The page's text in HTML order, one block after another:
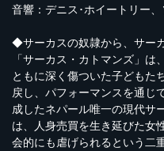
音響：デニス･ホイートリー
◆サーカスの奴隷から、サー
「サーカス・カトマンズ」
ともに深く傷ついた子どもた
戻し、パフォーマンスを通じ
成したネパール唯一の現代サ
は、人身売買を生き延びた女
会的にも虐げられるという二